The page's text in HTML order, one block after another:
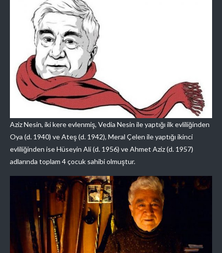
Aziz Nesin, iki kere evlenmiş, Vedia Nesin ile yaptığı ilk evliliğinden
Oya (d. 1940) ve Ateş (d. 1942), Meral Çelen ile yaptığı ikinci
evliliğinden ise Hüseyin Ali (d. 1956) ve Ahmet Aziz (d. 1957)
adlarında toplam 4 çocuk sahibi olmuştur.